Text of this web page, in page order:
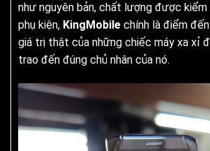
như nguyên bản, chất lượng được
phụ kiện, KingMobile chính là điểm
giá trị thật của những chiếc máy xa xỉ
trao đến đúng chủ nhân của nó.